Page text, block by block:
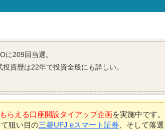
に209回当選。
投資歴は22年で投資全般にも詳しい。
らえる口座開設タイアップ企画を実施中です。
て狙い目の三菱UFJ eスマート証券 、そして落